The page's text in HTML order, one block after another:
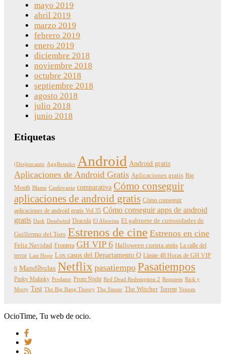
mayo 2019
abril 2019
marzo 2019
febrero 2019
enero 2019
diciembre 2018
noviembre 2018
octubre 2018
septiembre 2018
agosto 2018
julio 2018
junio 2018
Etiquetas
(Des)encanto AggRetsuko Android Android gratis
Aplicaciones de Android Gratis Aplicaciones gratis Big
Mouth Blame Castlevania comparativa Cómo conseguir
aplicaciones de android gratis Cómo conseguir
aplicaciones de android gratis Vol 35 Cómo conseguir apps de android
gratis Dark Deadwind Dracula El Alienista El gabinete de curiosidades de
Guillermo del Toro Estrenos de cine Estrenos en cine
Feliz Navidad Frontera GH VIP 6 Halloween cuenta atrás La calle del
terror Last Hope Los casos del Departamento Q Límite 48 Horas de GH VIP
6 Mandíbulas Netflix pasatiempo Pasatiempos
Pinky Malinky Predator Prom Night Red Dead Redemption 2 Requiem Rick y
Morty Test The Big Bang Theory The Sinner The Witcher Torrent Venom
OcioTime, Tu web de ocio.